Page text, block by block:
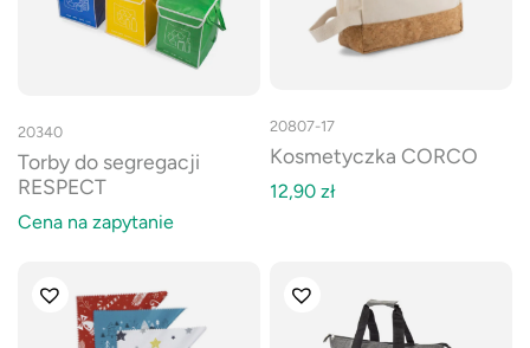
20340
Torby do segregacji
RESPECT
Cena na zapytanie
20807-17
Kosmetyczka CORCO
12,90 zł